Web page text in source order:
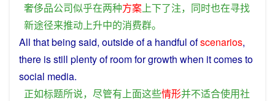
奢侈品公司似乎在两种方案上下了注， 同时也在寻找
新途径来推动上升中的消费群。
All thatbeing said, outsideofa handful ofscenarios,
there isstill plentyofroomforgrowth when it comes to
social media.
正如标题所说， 尽管有上面这些情形并不适合使用社